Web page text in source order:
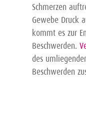
Schmerzen
Gewebe Druck
kommt es zur
Beschwerden.
des
Beschwerden